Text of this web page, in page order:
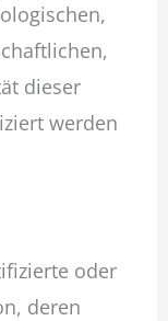
dieser
werden
oder
deren